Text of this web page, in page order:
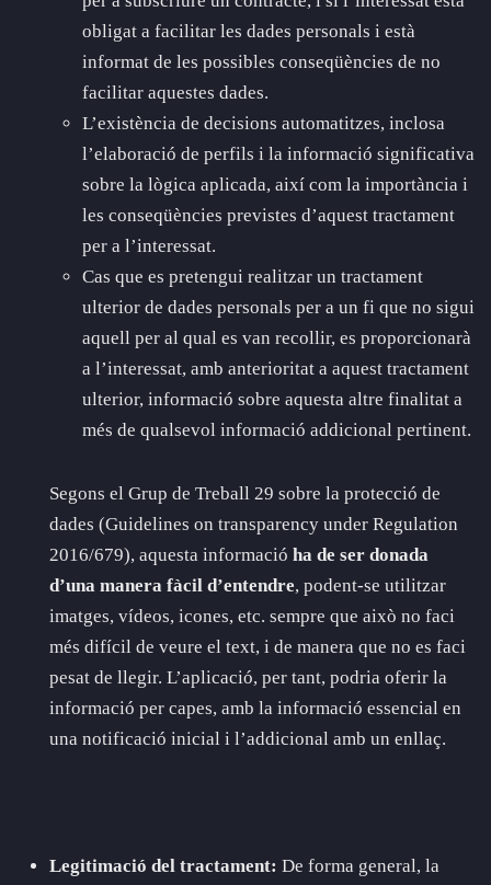
obligat a facilitar les dades personals i està
informat de les possibles conseqüències de no
facilitar aquestes dades.
L’existència de decisions automatitzes, inclosa
l’elaboració de perfils i la informació significativa
sobre la lògica aplicada, així com la importància i
les conseqüències previstes d’aquest tractament
per a l’interessat.
Cas que es pretengui realitzar un tractament
ulterior de dades personals per a un fi que no sigui
aquell per al qual es van recollir, es proporcionarà
a l’interessat, amb anterioritat a aquest tractament
ulterior, informació sobre aquesta altre finalitat a
més de qualsevol informació addicional pertinent.
Segons el Grup de Treball 29 sobre la protecció de
dades (Guidelines on transparency under Regulation
2016/679), aquesta informació ha de ser donada
d’una manera fàcil d’entendre, podent-se utilitzar
imatges, vídeos, icones, etc. sempre que això no faci
més difícil de veure el text, i de manera que no es faci
pesat de llegir. L’aplicació, per tant, podria oferir la
informació per capes, amb la informació essencial en
una notificació inicial i l’addicional amb un enllaç.
Legitimació del tractament: De forma general, la